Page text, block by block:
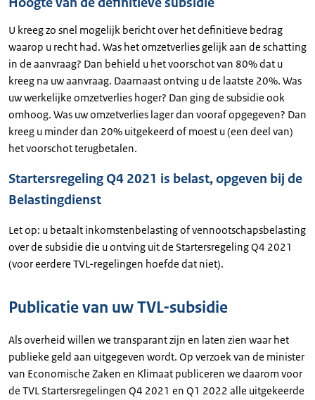
U kreeg zo snel mogelijk bericht over het definitieve bedrag
waarop u recht had. Was het omzetverlies gelijk aan de schatting
in de aanvraag? Dan behield u het voorschot van 80% dat u
kreeg na uw aanvraag. Daarnaast ontving u de laatste 20%. Was
uw werkelijke omzetverlies hoger? Dan ging de subsidie ook
omhoog. Was uw omzetverlies lager dan vooraf opgegeven? Dan
kreeg u minder dan 20% uitgekeerd of moest u (een deel van)
het voorschot terugbetalen.
Startersregeling Q4 2021 is belast, opgeven bij de
Belastingdienst
Let op: u betaalt inkomstenbelasting of vennootschapsbelasting
over de subsidie die u ontving uit de Startersregeling Q4 2021
(voor eerdere TVL-regelingen hoefde dat niet).
Publicatie van uw TVL-subsidie
Als overheid willen we transparant zijn en laten zien waar het
publieke geld aan uitgegeven wordt. Op verzoek van de minister
van Economische Zaken en Klimaat publiceren we daarom voor
de TVL Startersregelingen Q4 2021 en Q1 2022 alle uitgekeerde